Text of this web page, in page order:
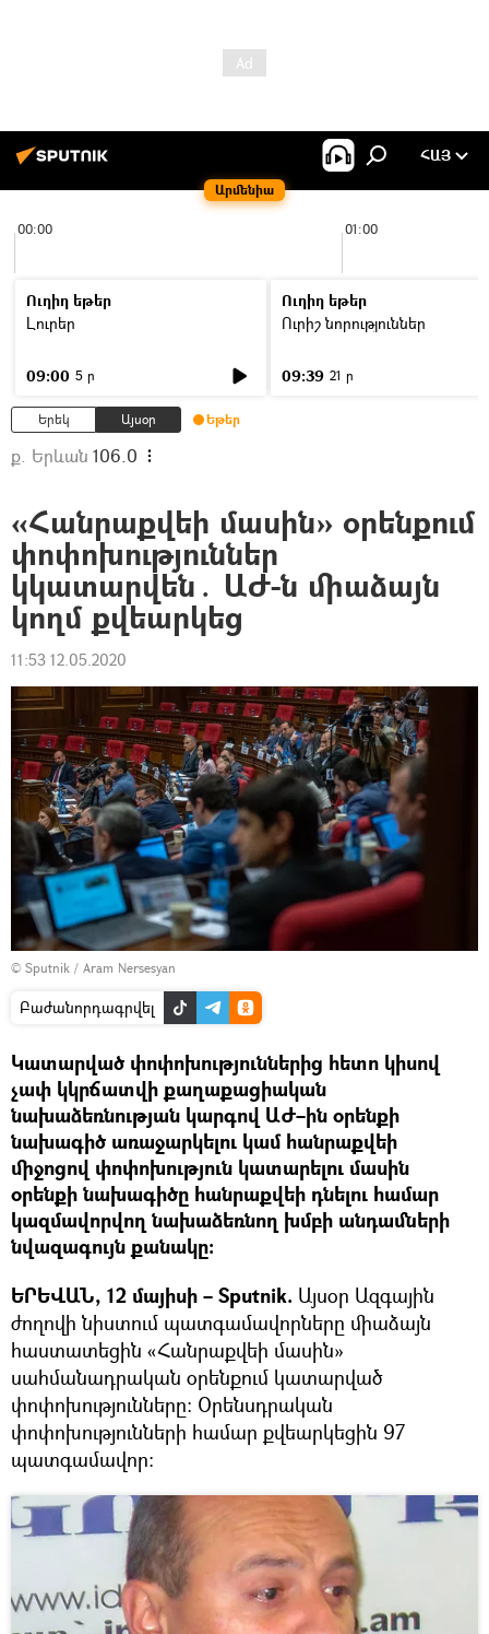
Արմենիա
ՀԱՅ
00:00 01:00
Ուղիղ եթեր
Լուրեր
09:00 5 ր
Ուղիղ եթեր
Ուրիշ նորություններ
09:39 21 ր
Երեկ Այսօր Եթեր
ք. Երևան 106.0
«Հանրաքվեի մասին» օրենքում
փոփոխություններ
կկատարվեն․ ԱԺ-ն միաձայն
կողմ քվեարկեց
11:53 12.05.2020
© Sputnik / Aram Nersesyan
Բաժանորդագրվել
Կատարված փոփոխություններից հետո կիսով
չափ կկրճատվի քաղաքացիական
նախաձեռնության կարգով ԱԺ–ին օրենքի
նախագիծ առաջարկելու կամ հանրաքվեի
միջոցով փոփոխություն կատարելու մասին
օրենքի նախագիծը հանրաքվեի դնելու համար
կազմավորվող նախաձեռնող խմբի անդամների
նվազագույն քանակը։
ԵՐԵՎԱՆ, 12 մայիսի – Sputnik. Այսօր Ազգային
ժողովի նիստում պատգամավորները միաձայն
հաստատեցին «Հանրաքվեի մասին»
սահմանադրական օրենքում կատարված
փոփոխությունները: Օրենսդրական
փոփոխությունների համար քվեարկեցին 97
պատգամավոր: